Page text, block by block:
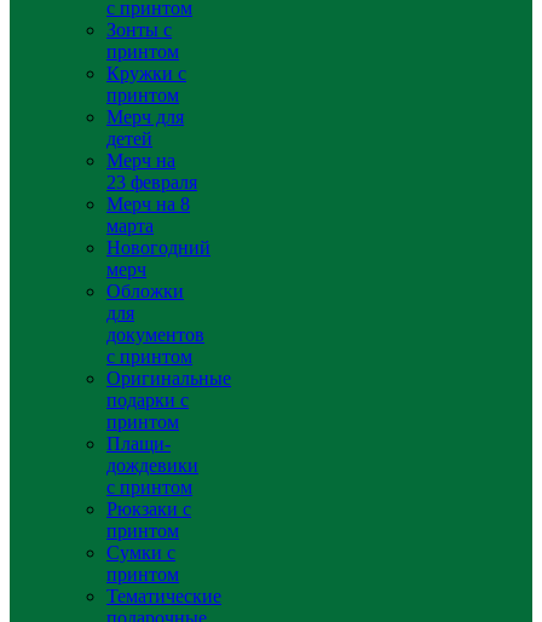
с принтом
Зонты с
принтом
Кружки с
принтом
Мерч для
детей
Мерч на
23 февраля
Мерч на 8
марта
Новогодний
мерч
Обложки
для
документов
с принтом
Оригинальные
подарки с
принтом
Плащи-
дождевики
с принтом
Рюкзаки с
принтом
Сумки с
принтом
Тематические
подарочные